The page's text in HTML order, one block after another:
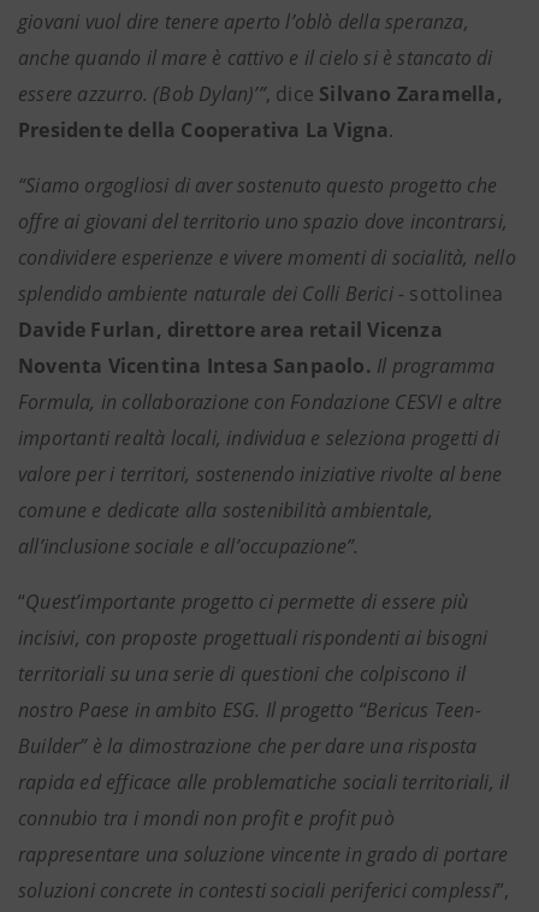
giovani vuol dire tenere aperto l’oblò della speranza,
anche quando il mare è cattivo e il cielo si è stancato di
essere azzurro. (Bob Dylan)’”, dice Silvano Zaramella,
Presidente della Cooperativa La Vigna.
“Siamo orgogliosi di aver sostenuto questo progetto che
offre ai giovani del territorio uno spazio dove incontrarsi,
condividere esperienze e vivere momenti di socialità, nello
splendido ambiente naturale dei Colli Berici - sottolinea
Davide Furlan, direttore area retail Vicenza
Noventa Vicentina Intesa Sanpaolo. Il programma
Formula, in collaborazione con Fondazione CESVI e altre
importanti realtà locali, individua e seleziona progetti di
valore per i territori, sostenendo iniziative rivolte al bene
comune e dedicate alla sostenibilità ambientale,
all’inclusione sociale e all’occupazione”.
“Quest’importante progetto ci permette di essere più
incisivi, con proposte progettuali rispondenti ai bisogni
territoriali su una serie di questioni che colpiscono il
nostro Paese in ambito ESG. Il progetto “Bericus Teen-
Builder” è la dimostrazione che per dare una risposta
rapida ed efficace alle problematiche sociali territoriali, il
connubio tra i mondi non profit e profit può
rappresentare una soluzione vincente in grado di portare
soluzioni concrete in contesti sociali periferici complessi”,